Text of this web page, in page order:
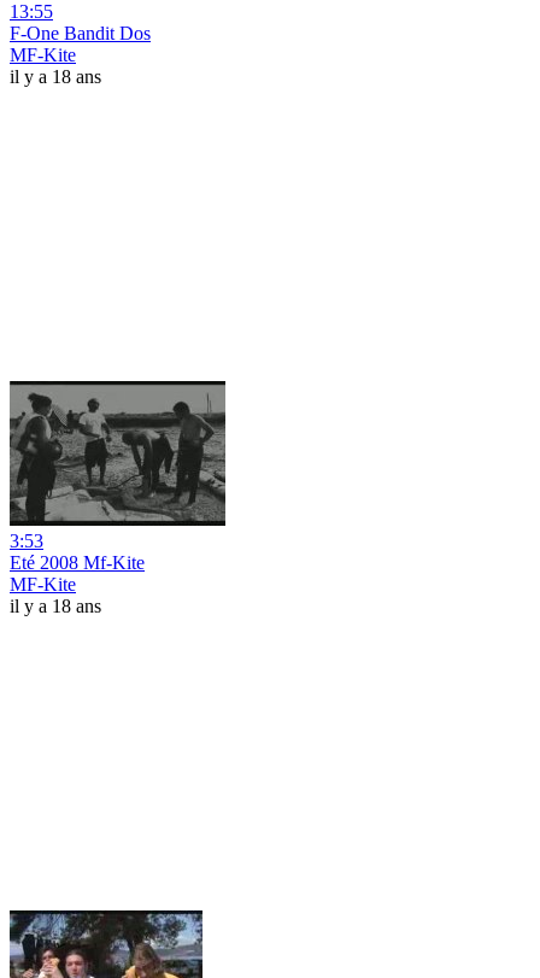
13:55
F-One Bandit Dos
MF-Kite
il y a 18 ans
3:53
Eté 2008 Mf-Kite
MF-Kite
il y a 18 ans